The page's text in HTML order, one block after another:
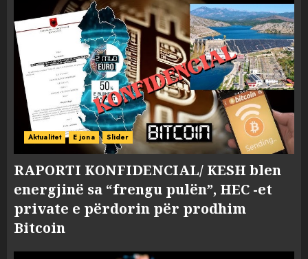
Aktualitet E jona Slider
RAPORTI KONFIDENCIAL/ KESH blen
energjinë sa “frengu pulën”, HEC -et
private e përdorin për prodhim
Bitcoin